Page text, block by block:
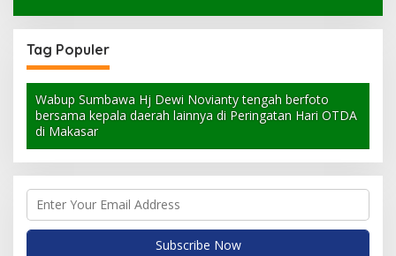
Tag Populer
Wabup Sumbawa Hj Dewi Novianty tengah berfoto
bersama kepala daerah lainnya di Peringatan Hari OTDA
di Makasar